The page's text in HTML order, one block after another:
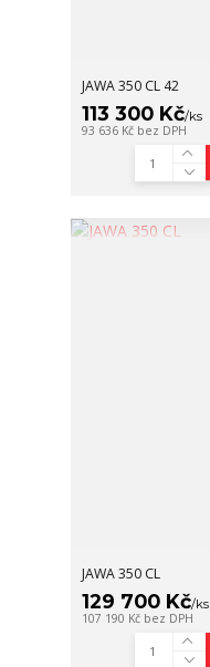
JAWA 350 CL 42
113 300 Kč/ks
93 636 Kč bez DPH
JAWA 350 CL
129 700 Kč/ks
107 190 Kč bez DPH